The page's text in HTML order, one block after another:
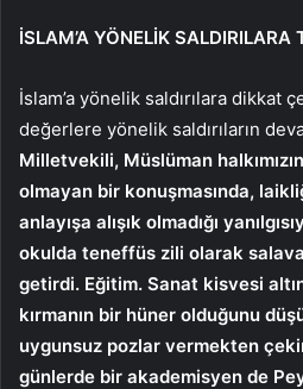
İSLAM’A YÖNELİK SALDIRILARA
İslam’a yönelik saldırılara dikkat
değerlere yönelik saldırıların
Milletvekili, Müslüman
olmayan bir konuşmasında,
anlayışa alışık olmadığı
okulda teneffüs zili olarak
getirdi. Eğitim. Sanat kisvesi
kırmanın bir hüner olduğunu
uygunsuz pozlar vermekten
günlerde bir akademisyen de